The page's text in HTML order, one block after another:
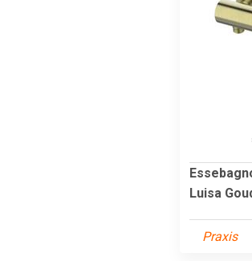
Luisa
Praxis